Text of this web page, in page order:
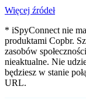
Więcej źródeł
* iSpyConnect nie
produktami Copbr.
zasobów
nieaktualne. Nie
będziesz w stanie
URL.